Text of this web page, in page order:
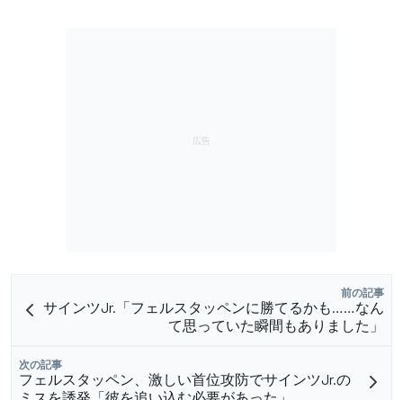
前の記事
サインツJr.「フェルスタッペンに勝てるかも……なん
て思っていた瞬間もありました」
次の記事
フェルスタッペン、激しい首位攻防でサインツJr.の